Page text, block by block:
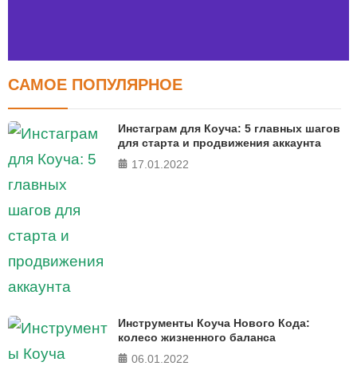
Тест FERMI
в 5 главных сферах
САМОЕ ПОПУЛЯРНОЕ
Инстаграм для Коуча: 5 главных шагов
для старта и продвижения аккаунта
17.01.2022
Инструменты Коуча Нового Кода:
колесо жизненного баланса
06.01.2022